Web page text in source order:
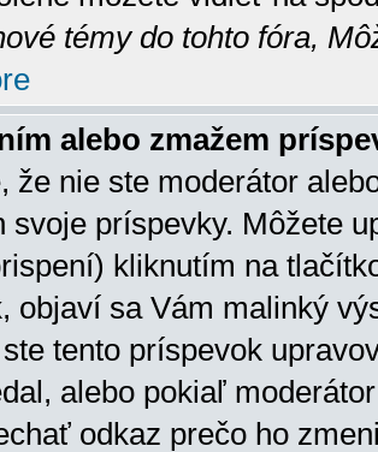
témy do tohto fóra,
alebo zmažem
že nie ste moderátor
svoje príspevky. Môžete
kliknutím na
objaví sa Vám malinký
tento príspevok
alebo pokiaľ
odkaz prečo ho